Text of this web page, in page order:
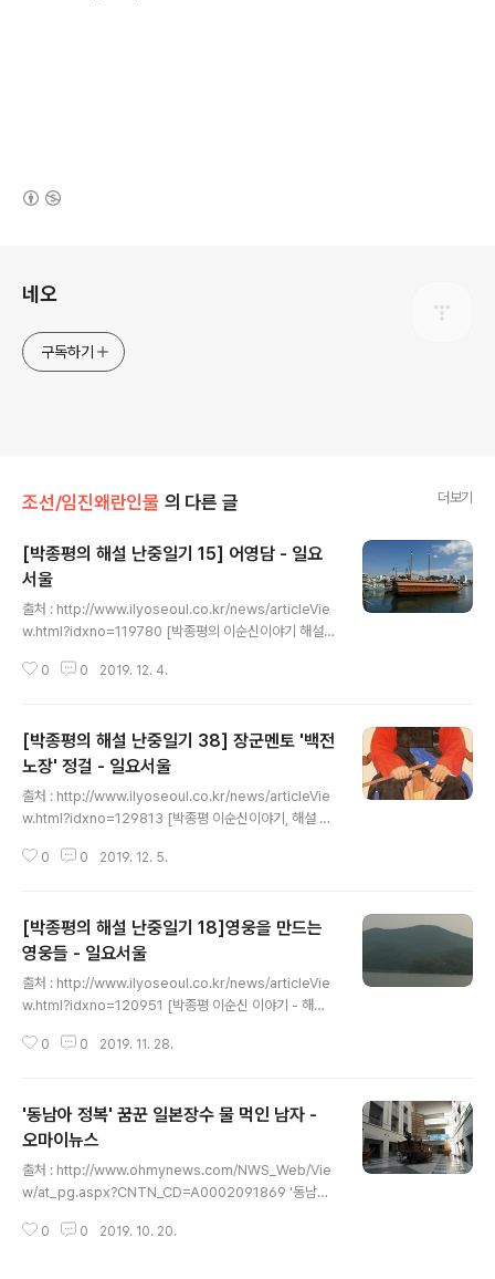
네오
구독하기
조선/임진왜란인물 의 다른 글 더보기
[박종평의 해설 난중일기 15] 어영담 - 일요
서울
출처 : http://www.ilyoseoul.co.kr/news/articleVie
w.html?idxno=119780 [박종평의 이순신이야기 해설
승인 2015.10.12 10:02 호수 1119 54면 - 바다의 만리
관찰사 이광의 이야기를 했다. 이광의 발탁과 류성룡의 후
원이 전라좌수사 이순신을 만들었다면, 전라좌수사 이순신
이 성공할 수 있도록 도운 사람들도 아주 많다. 《난중일기》
에 기록된 1천여 명의 인물들이 그들이다. 그래도 꼭 꼬집
어 말한다면, 《선조실록》 1597년 1월 27일에 기록된, 이
른바 이순신의 다섯 아들이 ..
0 0 2019. 12. 4.
[박종평의 해설 난중일기 38] 장군멘토 '백전
노장' 정걸 - 일요서울
출처 : http://www.ilyoseoul.co.kr/news/articleVie
w.html?idxno=129813 [박종평 이순신이야기, 해설 난
-03-21 09:45 승인 2016.03.21 09:45 호수 1142 4
《난중일기》와 그의 보고서를 읽다보면, 누구나 곧바로 알
수 있는 위대한 리더의 모습을 만날 수 있다. 그러나 때로는
의외의 장면에서 “아! 이래서 이순신이구나!”라고 감탄하
게 만드는 리더 이순신의 모습을 발견할 수 있다. 성공한 리
더에게 가장 쉽게 발견할 수 있는 특징이다. 성공한 리더!
단순히 사..
0 0 2019. 12. 5.
[박종평의 해설 난중일기 18]영웅을 만드는
영웅들 - 일요서울
출처 : http://www.ilyoseoul.co.kr/news/articleVie
w.html?idxno=120951 [박종평 이순신 이야기 - 해설
1-02 10:39 승인 2015.11.02 10:39 호수 1122 54면
많은 조력자들이 있기 마련이다. 그 조력자가 실제로는 진
짜 영웅이라고 볼 수 있다. 영웅에 가려진 사람들을 찾아내
고, 그들의 삶을 재조명하는 것도 후세인들의 책임과 의무
이다. 1592년 1월 1일부터 전해지는 이순신 일기의 1월과
2월 일기에는 이순신을 만든 영웅들이 잇따라 등장한다. 1
592년 1월 10일..
0 0 2019. 11. 28.
'동남아 정복' 꿈꾼 일본장수 물 먹인 남자 -
오마이뉴스
출처 : http://www.ohmynews.com/NWS_Web/Vie
w/at_pg.aspx?CNTN_CD=A0002091869 '동남아
S 네 번째 이야기15.03.24 19:59 l 최종 업데이트 15.0
0 0 2019. 10. 20.